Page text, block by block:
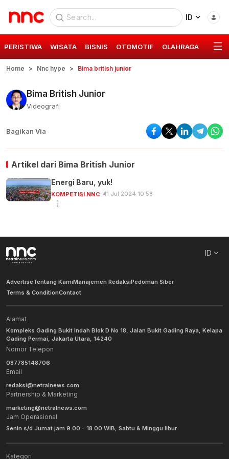
ID
PERISTIWA WISATA BISNIS OTOMOTIF OLAHRAGA GAYA
Home Nnc hype Bima british junior
Bima British Junior
Videografi
Bagikan Via
Artikel dari Bima British Junior
Energi Baru, yuk!
KOMPETISI NNC 11 Jul 2024 10:58
ID
AdvertiseTentang KamiManajemen RedaksiPedoman Siber
Terms & ConditionContact
Alamat
Kompleks Gading Bukit Indah Blok D No 18, Jalan Bukit Gading Raya, Kelapa
Gading Permai, Jakarta Utara, 14240
Nomor Telepon
087785148706
Email
redaksi@netralnews.com
Partnership & Marketing
marketing@netralnews.com
Jam Operasional
Senin s/d Jumat jam 9.00 - 18.00 WIB, Sabtu & Minggu libur
Kategori